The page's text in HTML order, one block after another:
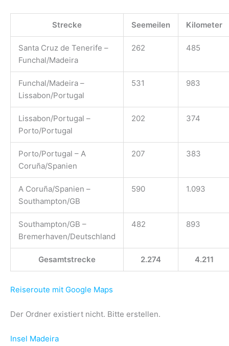
Strecke Seemeilen Kilometer
Santa Cruz de Tenerife –
Funchal/Madeira
262 485
Funchal/Madeira –
Lissabon/Portugal
531 983
Lissabon/Portugal –
Porto/Portugal
202 374
Porto/Portugal – A
Coruña/Spanien
207 383
A Coruña/Spanien –
Southampton/GB
590 1.093
Southampton/GB –
Bremerhaven/Deutschland
482 893
Gesamtstrecke 2.274 4.211
Reiseroute mit Google Maps
Der Ordner existiert nicht. Bitte erstellen.
Insel Madeira